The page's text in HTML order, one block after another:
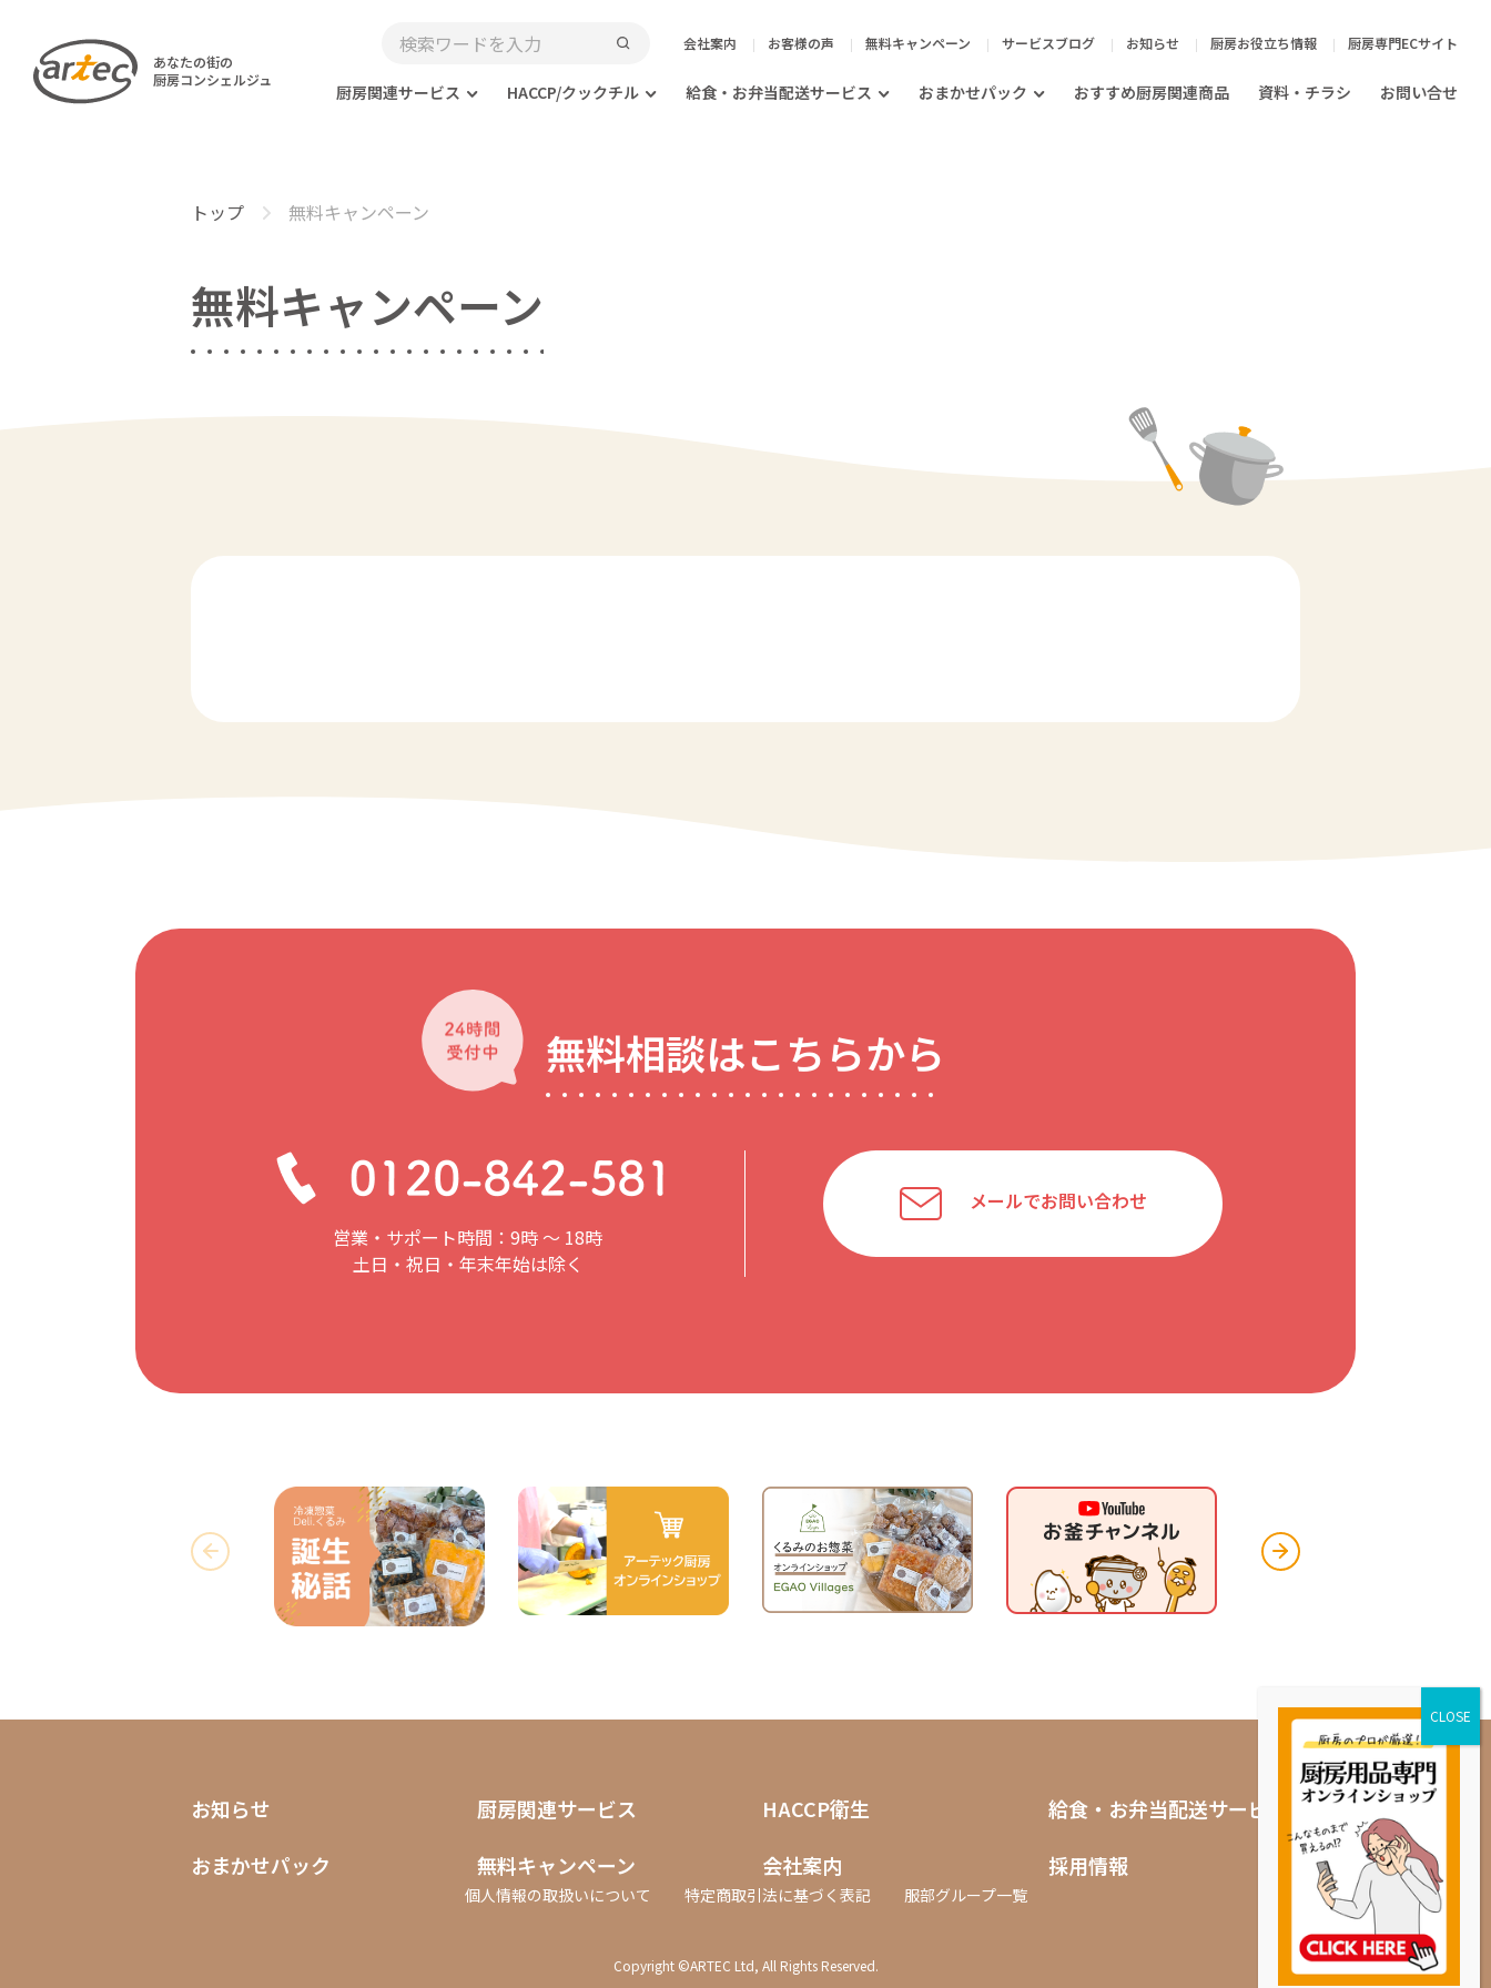
あなたの街の
厨房コンシェルジュ
会社案内 お客様の声 無料キャンペーン サービスブログ お知らせ 厨房お役立ち情報 厨房専門ECサイト
厨房関連サービス HACCP/クックチル 給食・お弁当配送サービス おまかせパック おすすめ厨房関連商品 資料・チラシ お問い合せ
トップ 無料キャンペーン
無料キャンペーン
無料相談はこちらから
営業・サポート時間：9時 〜 18時
土日・祝日・年末年始は除く
メールでお問い合わせ
お知らせ 厨房関連サービス HACCP衛生
給食・お弁当配送サービス
おまかせパック
無料キャンペーン 会社案内 採用情報
個人情報の取扱いについて 特定商取引法に基づく表記 服部グループ一覧
Copyright ©ARTEC Ltd, All Rights Reserved.